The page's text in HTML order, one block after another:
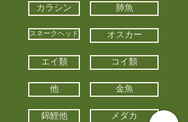
カラシン 肺魚
スネークヘッド オスカー
エイ類 コイ類
他 金魚
錦鯉他 メダカ